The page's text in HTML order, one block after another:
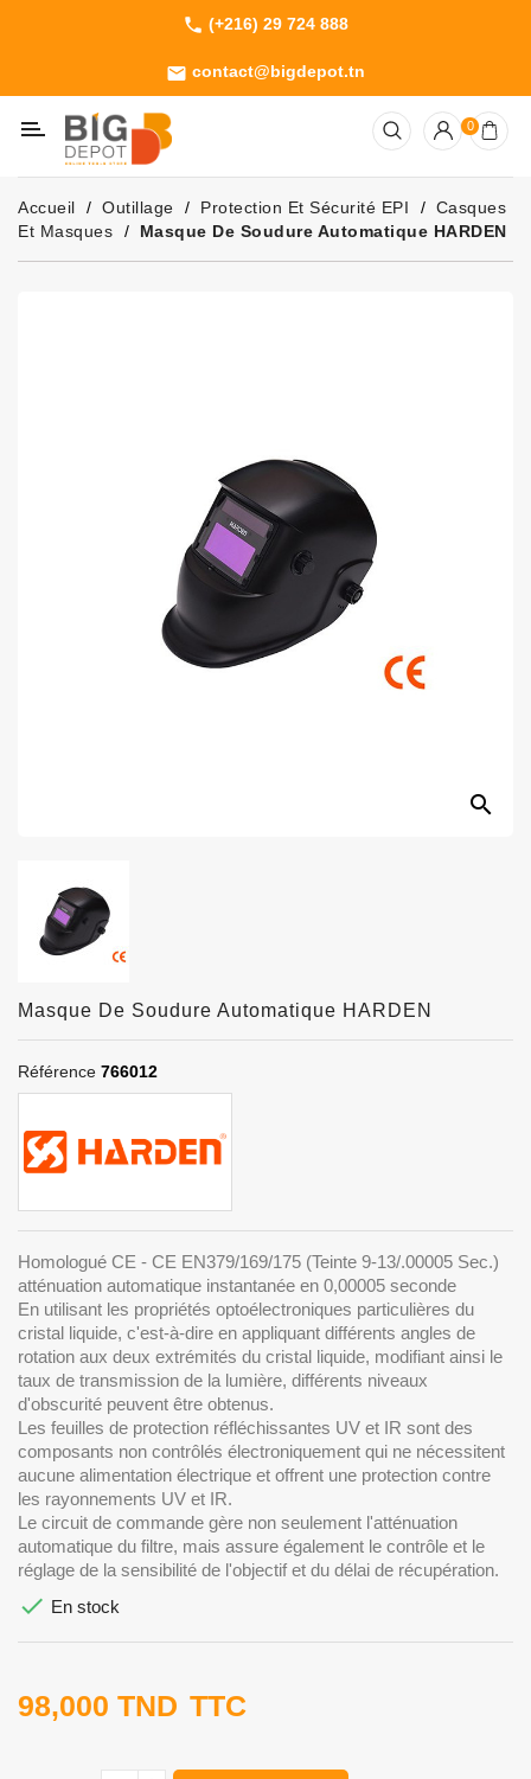
phone (+216) 29 724 888
email contact@bigdepot.tn
Machines
Outillage
Jardinage
Consommables
0
Accueil Outillage Protection Et Sécurité EPI
Casques
Et Masques
Masque De Soudure Automatique HARDEN
search
Masque De Soudure Automatique HARDEN
Référence 766012
Homologué CE - CE EN379/169/175 (Teinte 9-13/.00005 Sec.)
atténuation automatique instantanée en 0,00005 seconde
En utilisant les propriétés optoélectroniques particulières du
cristal liquide, c'est-à-dire en appliquant différents angles de
rotation aux deux extrémités du cristal liquide, modifiant ainsi le
taux de transmission de la lumière, différents niveaux
d'obscurité peuvent être obtenus.
Les feuilles de protection réfléchissantes UV et IR sont des
composants non contrôlés électroniquement qui ne nécessitent
aucune alimentation électrique et offrent une protection contre
les rayonnements UV et IR.
Le circuit de commande gère non seulement l'atténuation
automatique du filtre, mais assure également le contrôle et le
réglage de la sensibilité de l'objectif et du délai de récupération.
 En stock
98,000 TND TTC